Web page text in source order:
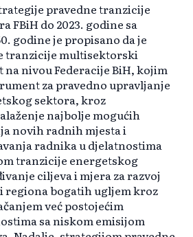
pravedne tranzicije
FBiH do 2023. godine sa
godine je propisano da je
tranzicije multisektorski
nivou Federacije BiH, kojim
za pravedno upravljanje
sektora, kroz
najbolje mogućih
novih radnih mjesta i
radnika u djelatnostima
tranzicije energetskog
ciljeva i mjera za razvoj
regiona bogatih ugljem kroz
već postojećim
sa niskom emisijom